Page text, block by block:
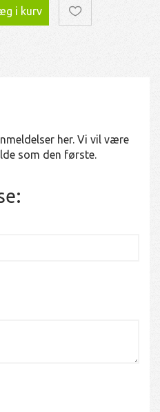
i kurv
her. Vi vil være
som den første.